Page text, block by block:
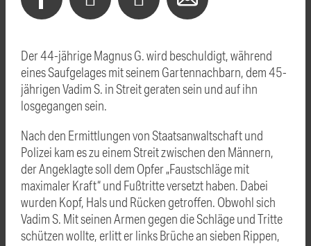
Der 44-jährige Magnus G. wird beschuldigt, während
eines Saufgelages mit seinem Gartennachbarn, dem 45-
jährigen Vadim S. in Streit geraten sein und auf ihn
losgegangen sein.
Nach den Ermittlungen von Staatsanwaltschaft und
Polizei kam es zu einem Streit zwischen den Männern,
der Angeklagte soll dem Opfer „Faustschläge mit
maximaler Kraft“ und Fußtritte versetzt haben. Dabei
wurden Kopf, Hals und Rücken getroffen. Obwohl sich
Vadim S. Mit seinen Armen gegen die Schläge und Tritte
schützen wollte, erlitt er links Brüche an sieben Rippen,